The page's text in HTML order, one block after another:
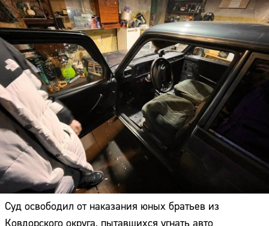
Суд освободил от наказания юных братьев из